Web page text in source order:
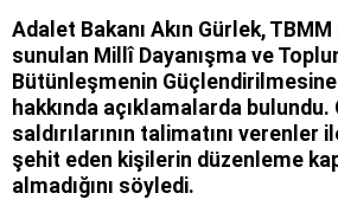
Adalet Bakanı Akın Gürlek, TBMM
sunulan Millî Dayanışma ve
Bütünleşmenin
hakkında açıklamalarda
saldırılarının talimatını verenler
şehit eden kişilerin düzenleme
almadığını söyledi.